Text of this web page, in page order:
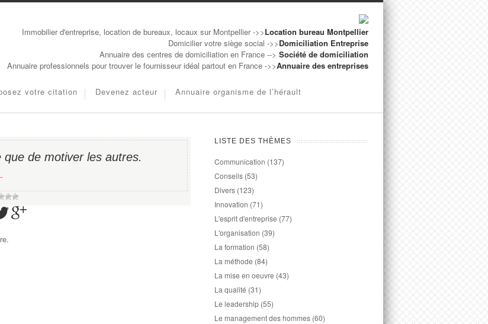
Immobilier d'entreprise, location de bureaux, locaux sur Montpellier ->>Location bureau Montpellier
Domicilier votre siège social ->>Domiciliation Entreprise
Annuaire des centres de domiciliation en France --> Société de domiciliation
Annuaire professionnels pour trouver le fournisseur idéal partout en France ->>Annuaire des entreprises
votre citation Devenez acteur Annuaire organisme de l’hérault
de motiver les autres.
−
LISTE DES THÈMES
Communication (137)
Conseils (53)
Divers (123)
Innovation (71)
L'esprit d'entreprise (77)
L'organisation (39)
La formation (58)
La méthode (84)
La mise en oeuvre (43)
La qualité (31)
Le leadership (55)
Le management des hommes (60)